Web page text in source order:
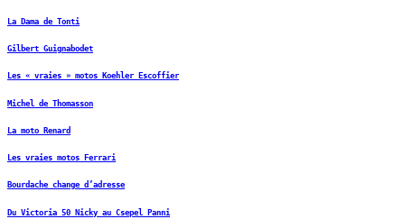
La Dama de Tonti
Gilbert Guignabodet
Les « vraies » motos Koehler Escoffier
Michel de Thomasson
La moto Renard
Les vraies motos Ferrari
Bourdache change d’adresse
Du Victoria 50 Nicky au Csepel Panni